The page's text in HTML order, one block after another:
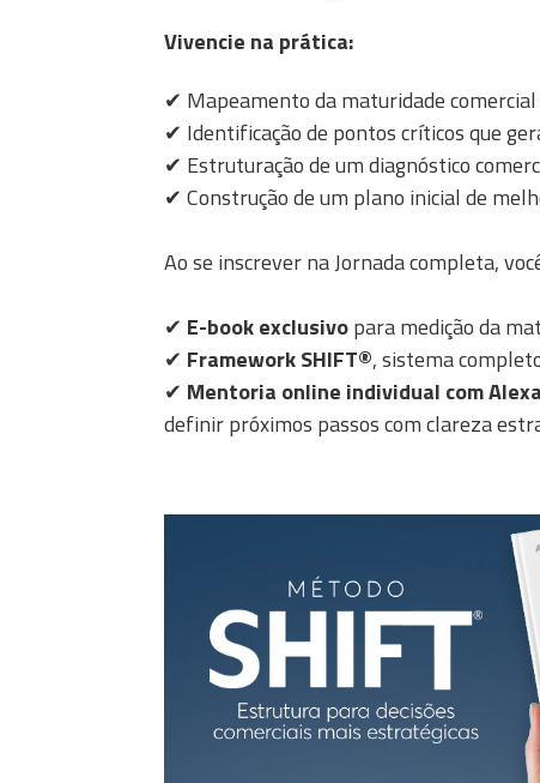
Vivencie na prática:
✔ Mapeamento da maturidade
✔ Identificação de pontos críticos que
✔ Estruturação de um diagnóstico
✔ Construção de um plano inicial de
Ao se inscrever na Jornada completa,
✔ E-book exclusivopara medição da
✔ Framework SHIFT®, sistema
✔ Mentoria online individual com
definir próximos passos com clareza